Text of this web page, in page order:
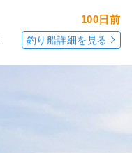
100日前
釣り船詳細を見る